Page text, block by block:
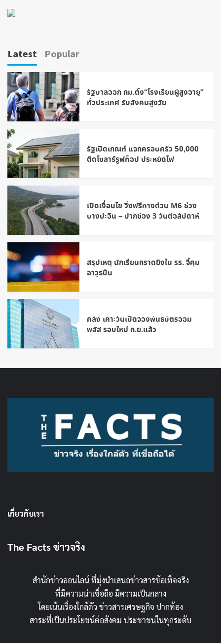
Latest Popular
รัฐบาลออก กม.ตั้ง“โรงเรียนผู้สูงอายุ”
ทั่วประเทศ รับสังคมสูงวัย
รัฐเปิดเกณฑ์ แจกครอบครัว 50,000
ติดโซลาร์รูฟท็อป ประหยัดไฟ
เปิดเงื่อนไข วิ่งฟรีทางด่วน M6 ช่วง
บางปะอิน – ปากช่อง 3 วันต่อสัปดาห์
สรุปเหตุ นักเรียนกราดยิงใน รร. จี้คุม
อาวุธปืน
คลัง เคาะวันเปิดจองพันธบัตรออม
พลัส รอบใหม่ ก.ย.แล้ว
เกี่ยวกับเรา
The Facts ข่าวจริง
สำนักข่าวออนไลน์ ที่มุ่งนำเสนอข่าวสารข้อเท็จจริง
ที่มีความน่าเชื่อถือ มีความเป็นกลาง
โดยเน้นเรื่องใกล้ตัว ข่าวสารเศรษฐกิจ ปากท้อง
สาระที่เป็นประโยชน์ต่อสังคม ประชาชนในทุกระดับ